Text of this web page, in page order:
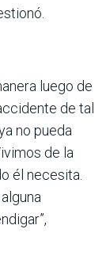
luego de
de tal
no pueda
de la
él necesita.